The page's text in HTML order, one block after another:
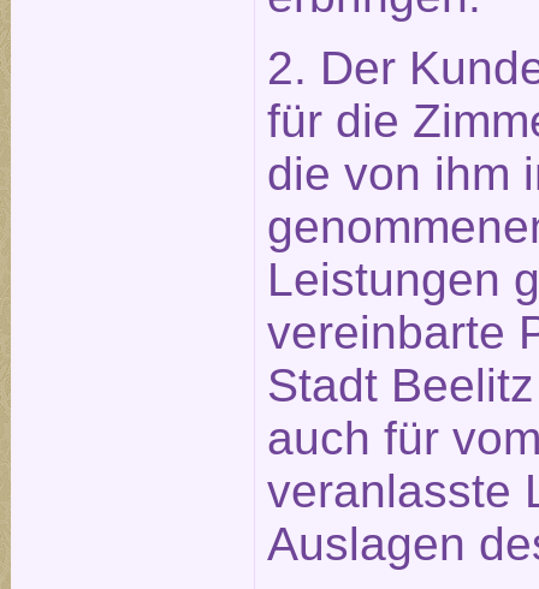
2. Der
für die
die von ihm
Leistungen
vereinbarte
Stadt
auch für
veranlasste
Auslagen